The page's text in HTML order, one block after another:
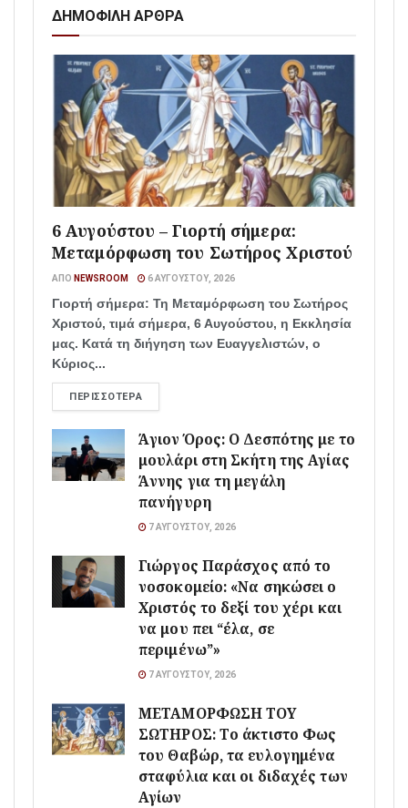
ΔΗΜΟΦΙΛΗ ΑΡΘΡΑ
6 Αυγούστου – Γιορτή σήμερα:
Μεταμόρφωση του Σωτήρος Χριστού
ΑΠΌ NEWSROOM 6 ΑΥΓΟΎΣΤΟΥ, 2026
Γιορτή σήμερα: Τη Μεταμόρφωση του Σωτήρος
Χριστού, τιμά σήμερα, 6 Αυγούστου, η Εκκλησία
μας. Κατά τη διήγηση των Ευαγγελιστών, ο
Κύριος...
ΠΕΡΙΣΣΌΤΕΡΑ
Άγιον Όρος: Ο Δεσπότης με το
μουλάρι στη Σκήτη της Αγίας
Άννης για τη μεγάλη
πανήγυρη
7 ΑΥΓΟΎΣΤΟΥ, 2026
Γιώργος Παράσχος από το
νοσοκομείο: «Να σηκώσει ο
Χριστός το δεξί του χέρι και
να μου πει “έλα, σε
περιμένω”»
7 ΑΥΓΟΎΣΤΟΥ, 2026
ΜΕΤΑΜΟΡΦΩΣΗ ΤΟΥ
ΣΩΤΗΡΟΣ: Το άκτιστο Φως
του Θαβώρ, τα ευλογημένα
σταφύλια και οι διδαχές των
Αγίων